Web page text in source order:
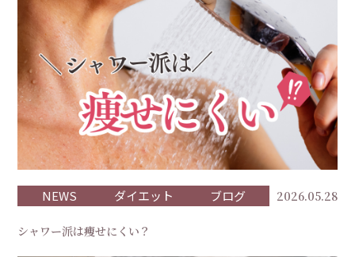
NEWS ダイエット ブログ 2026.05.28
シャワー派は痩せにくい？